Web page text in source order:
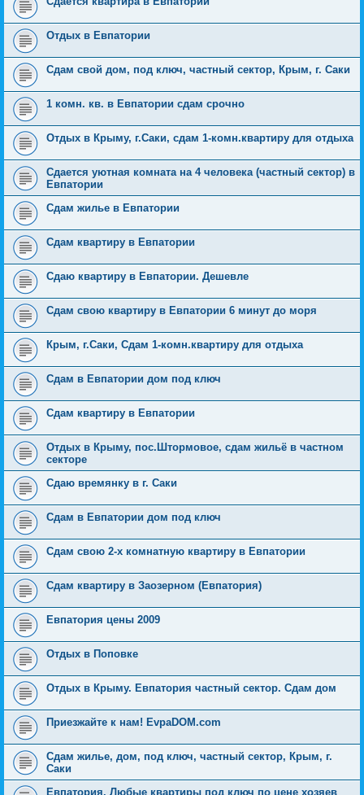
Отдых в Евпатории
Сдам свой дом, под ключ, частный сектор, Крым, г. Саки
1 комн. кв. в Евпатории сдам срочно
Отдых в Крыму, г.Саки, сдам 1-комн.квартиру для отдыха
Сдается уютная комната на 4 человека (частный сектор) в
Евпатории
Сдам жилье в Евпатории
Сдам квартиру в Евпатории
Сдаю квартиру в Евпатории. Дешевле
Сдам свою квартиру в Евпатории 6 минут до моря
Крым, г.Саки, Сдам 1-комн.квартиру для отдыха
Сдам в Евпатории дом под ключ
Сдам квартиру в Евпатории
Отдых в Крыму, пос.Штормовое, сдам жильё в частном
секторе
Сдаю времянку в г. Саки
Сдам в Евпатории дом под ключ
Сдам свою 2-х комнатную квартиру в Евпатории
Сдам квартиру в Заозерном (Евпатория)
Евпатория цены 2009
Отдых в Поповке
Отдых в Крыму. Евпатория частный сектор. Сдам дом
Приезжайте к нам! EvpaDOM.com
Сдам жилье, дом, под ключ, частный сектор, Крым, г.
Саки
Евпатория. Любые квартиры под ключ по цене хозяев